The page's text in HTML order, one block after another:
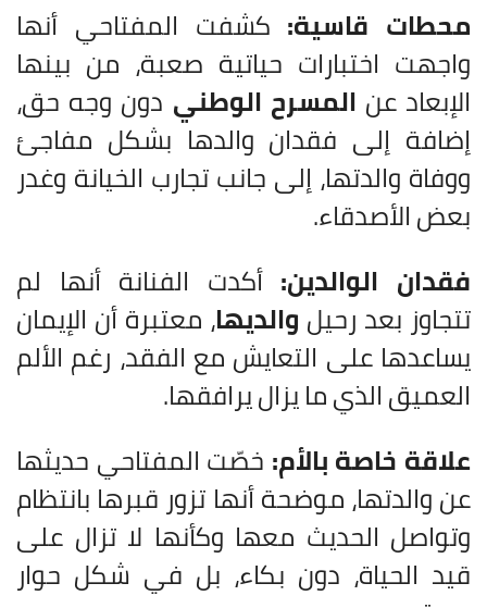
محطات قاسية: كشفت المفتاحي أنها
واجهت اختبارات حياتية صعبة، من بينها
الإبعاد عن المسرح الوطني دون وجه حق،
إضافة إلى فقدان والدها بشكل مفاجئ
ووفاة والدتها، إلى جانب تجارب الخيانة وغدر
بعض الأصدقاء.
فقدان الوالدين: أكدت الفنانة أنها لم
تتجاوز بعد رحيل والديها، معتبرة أن الإيمان
يساعدها على التعايش مع الفقد، رغم الألم
العميق الذي ما يزال يرافقها.
علاقة خاصة بالأم: خصّت المفتاحي حديثها
عن والدتها، موضحة أنها تزور قبرها بانتظام
وتواصل الحديث معها وكأنها لا تزال على
قيد الحياة، دون بكاء، بل في شكل حوار